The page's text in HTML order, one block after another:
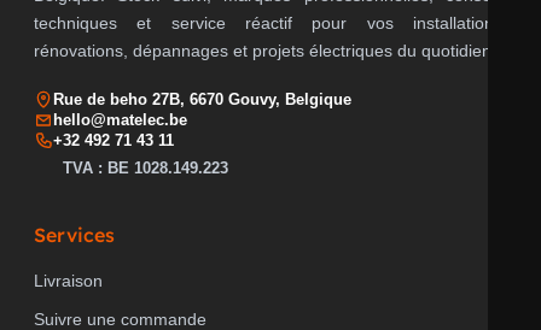
techniques et service réactif pour vos installations,
rénovations, dépannages et projets électriques du quotidien.
Rue de beho 27B, 6670 Gouvy, Belgique
hello@matelec.be
+32 492 71 43 11
TVA : BE 1028.149.223
Services
Livraison
Suivre une commande